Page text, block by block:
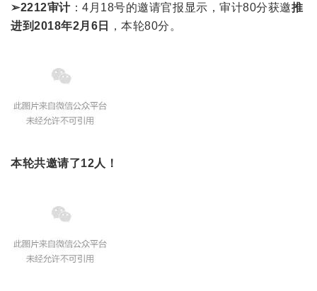
➢2212审计：4月18号的邀请官报显示，审计80分获邀推
进到2018年2月6日
，本轮80分。
本轮共邀请了12人！